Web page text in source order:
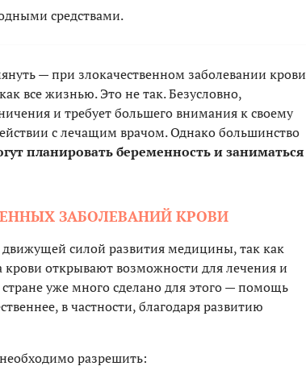
средствами.
— при злокачественном заболевании крови
все жизнью. Это не так. Безусловно,
и требует большего внимания к своему
с лечащим врачом. Однако большинство
планировать беременность и заниматься
ЗАБОЛЕВАНИЙ КРОВИ
движущей силой развития медицины, так как
открывают возможности для лечения и
уже много сделано для этого — помощь
в частности, благодаря развитию
разрешить: